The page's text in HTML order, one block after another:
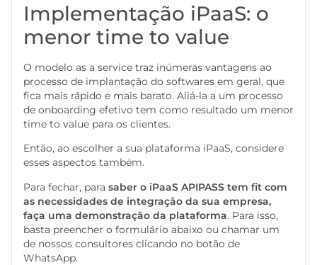
Implementação iPaaS: o
menor time to value
O modelo as a service traz inúmeras vantagens ao
processo de implantação do softwares em geral, que
fica mais rápido e mais barato. Aliá-la a um processo
de onboarding efetivo tem como resultado um menor
time to value para os clientes.
Então, ao escolher a sua plataforma iPaaS, considere
esses aspectos também.
Para fechar, para saber o iPaaS APIPASS tem fit com
as necessidades de integração da sua empresa,
faça uma demonstração da plataforma. Para isso,
basta preencher o formulário abaixo ou chamar um
de nossos consultores clicando no botão de
WhatsApp.